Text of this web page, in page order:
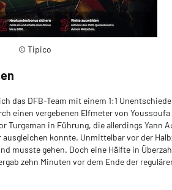
© Tipico
das DFB-Team mit einem 1:1
einen vergebenen Elfmeter von
Turgeman in Führung, die allerdings Yann
konnte. Unmittelbar vor der
musste gehen. Doch eine Hälfte in
zehn Minuten vor dem Ende der